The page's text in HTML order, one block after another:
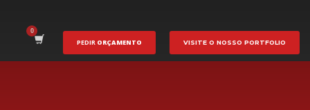
PEDIR ORÇAMENTO VISITE O NOSSO PORTFOLIO